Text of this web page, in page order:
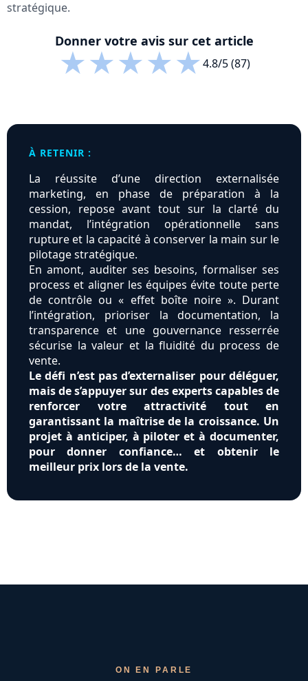
stratégique.
Donner votre avis sur cet article
★★★★★4.8/5 (87)
À RETENIR :
La réussite d’une direction externalisée
marketing, en phase de préparation à la
cession, repose avant tout sur la clarté du
mandat, l’intégration opérationnelle sans
rupture et la capacité à conserver la main sur le
pilotage stratégique.
En amont, auditer ses besoins, formaliser ses
process et aligner les équipes évite toute perte
de contrôle ou « effet boîte noire ». Durant
l’intégration, prioriser la documentation, la
transparence et une gouvernance resserrée
sécurise la valeur et la fluidité du process de
vente.
Le défi n’est pas d’externaliser pour déléguer,
mais de s’appuyer sur des experts capables de
renforcer votre attractivité tout en
garantissant la maîtrise de la croissance. Un
projet à anticiper, à piloter et à documenter,
pour donner confiance… et obtenir le
meilleur prix lors de la vente.
ON EN PARLE